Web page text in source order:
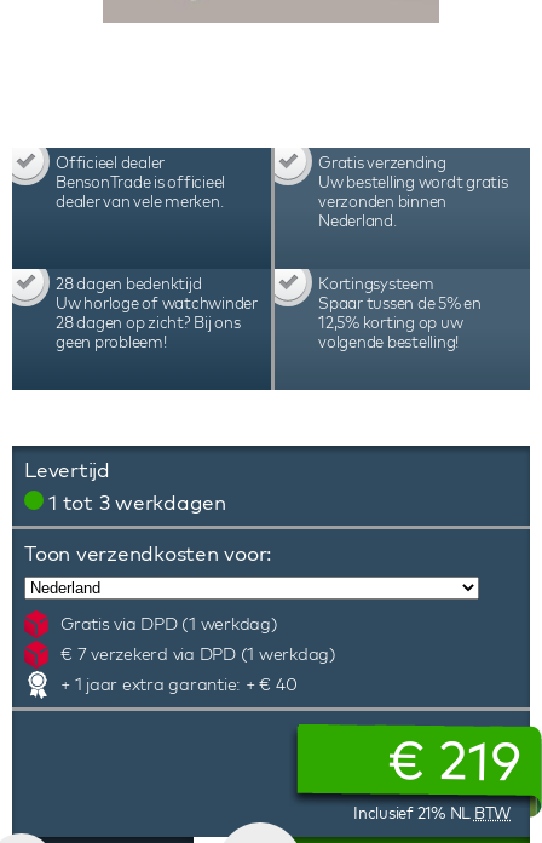
Officieel dealer
BensonTrade is officieel
dealer van vele merken.
Gratis verzending
Uw bestelling wordt gratis
verzonden binnen
Nederland.
28 dagen bedenktijd
Uw horloge of watchwinder
28 dagen op zicht? Bij ons
geen probleem!
Kortingsysteem
Spaar tussen de 5% en
12,5% korting op uw
volgende bestelling!
Levertijd
1 tot 3 werkdagen
Toon verzendkosten voor:
Gratis via DPD (1 werkdag)
€ 7 verzekerd via DPD (1 werkdag)
+ 1 jaar extra garantie: + € 40
€ 219
Inclusief 21% NL BTW